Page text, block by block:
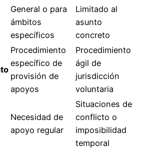
General o para
ámbitos
específicos
Limitado al
asunto
concreto
Procedimiento
específico de
provisión de
apoyos
Procedimiento
ágil de
jurisdicción
voluntaria
Necesidad de
apoyo regular
Situaciones de
conflicto o
imposibilidad
temporal